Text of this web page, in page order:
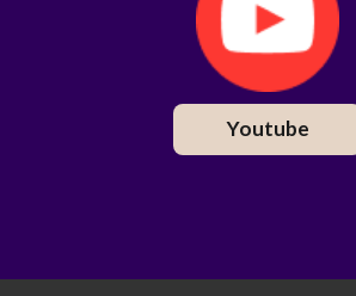
Youtube